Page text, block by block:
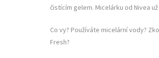
čistícím gelem. Micelárku od Nivea
Co vy? Používáte micelární vody?
Fresh?